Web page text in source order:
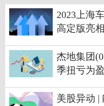
2023上海
高定版亮
杰地集团
季扭亏为
美股异动 |